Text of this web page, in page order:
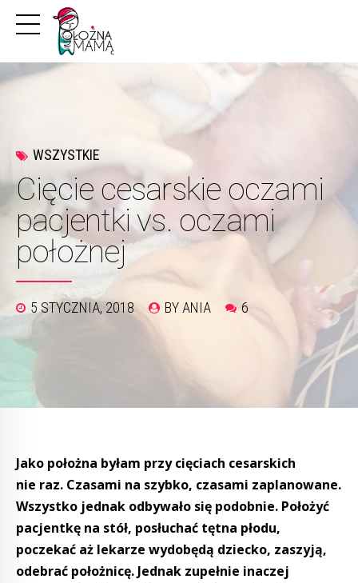
WSZYSTKIE
Cięcie cesarskie oczami
pacjentki vs. oczami
położnej
5 STYCZNIA, 2018 BY ANIA 6
Jako położna byłam przy cięciach cesarskich
nie raz. Czasami na szybko, czasami zaplanowane.
Wszystko jednak odbywało się podobnie. Położyć
pacjentkę na stół, posłuchać tętna płodu,
poczekać aż lekarze wydobędą dziecko, zaszyją,
odebrać położnicę. Jednak zupełnie inaczej